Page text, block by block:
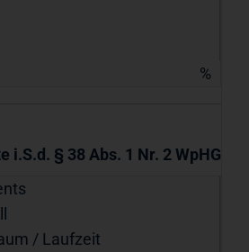
%
i.S.d. § 38 Abs. 1 Nr. 2 WpHG
/ Laufzeit